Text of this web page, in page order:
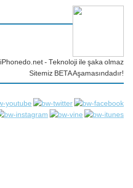
iPhonedo.net - Teknoloji ile şaka olmaz
Sitemiz BETA Aşamasındadır!